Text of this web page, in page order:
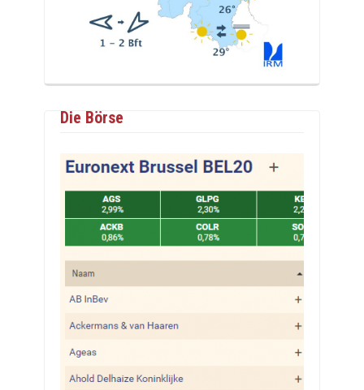
Die Börse